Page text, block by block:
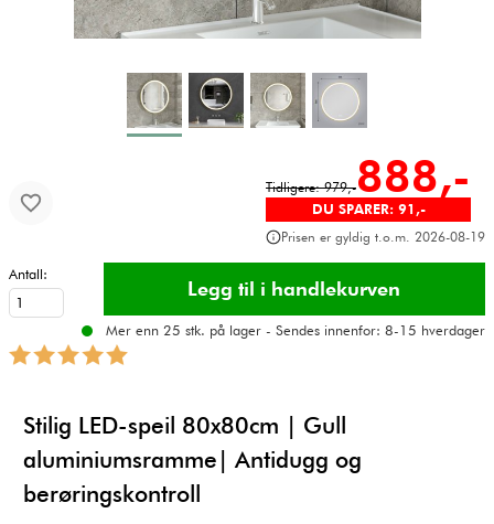
Tidligere: 979,-888,-
DU SPARER: 91,-
Prisen er gyldig t.o.m. 2026-08-19
Antall:
Mer enn 25 stk. på lager - Sendes innenfor: 8-15 hverdager
Stilig LED-speil 80x80cm | Gull
aluminiumsramme| Antidugg og
berøringskontroll